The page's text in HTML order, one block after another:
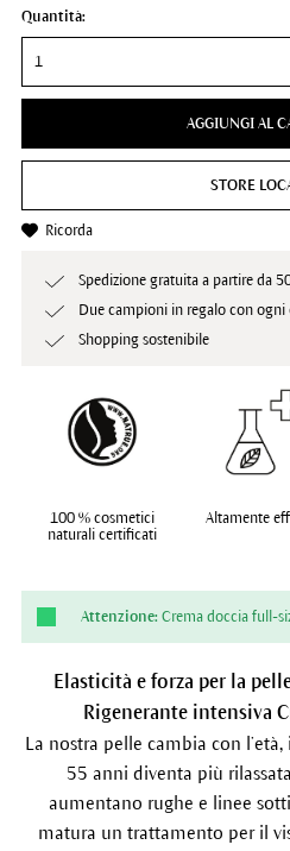
Elasticità e forza per la
Rigenerante intensiva
La nostra pelle cambia con
55 anni diventa più
aumentano rughe e linee
matura un trattamento per il
Quantità:
AGGIUNGI AL
STORE
Ricorda
Spedizione gratuita a partire da
Due campioni in regalo con ogni
Shopping sostenibile
100 % cosmetici
naturali certificati
Altamente
Attenzione: Crema doccia full-